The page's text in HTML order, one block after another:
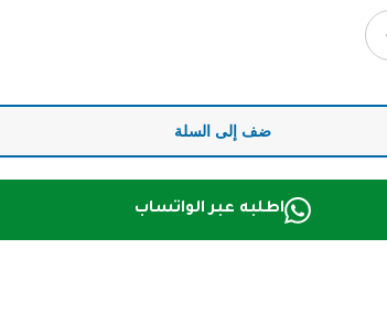
ضف إلى السلة
اطلبه عبر الواتساب